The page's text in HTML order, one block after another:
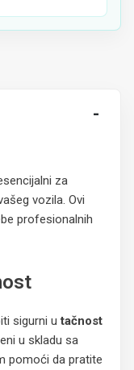
za
vozila. Ovi
profesionalnih
sigurni utačnost
u skladu sa
pomoći da pratite
-